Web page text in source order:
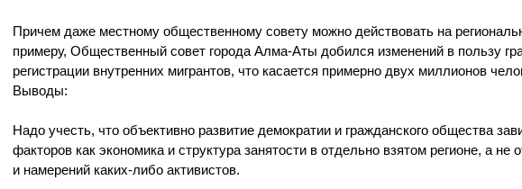
Причем даже местному общественному совету можно действовать на
примеру, Общественный совет города Алма-Аты добился изменений в пользу
регистрации внутренних мигрантов, что касается примерно двух миллионов
Выводы:
Надо учесть, что объективно развитие демократии и гражданского общества
факторов как экономика и структура занятости в отдельно взятом регионе, а не
и намерений каких-либо активистов.